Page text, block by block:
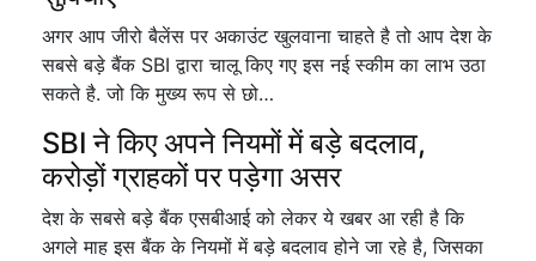
अगर आप जीरो बैलेंस पर अकाउंट खुलवाना चाहते है तो आप देश के
सबसे बड़े बैंक SBI द्वारा चालू किए गए इस नई स्कीम का लाभ उठा
सकते है. जो कि मुख्य रूप से छो…
SBI ने किए अपने नियमों में बड़े बदलाव,
करोड़ों ग्राहकों पर पड़ेगा असर
देश के सबसे बड़े बैंक एसबीआई को लेकर ये खबर आ रही है कि
अगले माह इस बैंक के नियमों में बड़े बदलाव होने जा रहे है, जिसका